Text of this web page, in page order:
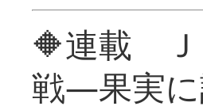
🔶連載 Ｊ
戦―果実